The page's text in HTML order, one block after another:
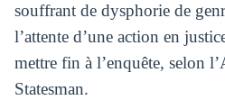
souffrant de dysphorie de
l’attente d’une action en
mettre fin à l’enquête, selon
Statesman.